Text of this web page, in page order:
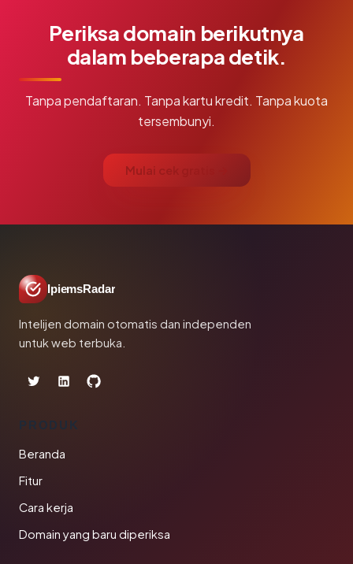
Periksa domain berikutnya
dalam beberapa detik.
Tanpa pendaftaran. Tanpa kartu kredit. Tanpa kuota
tersembunyi.
Mulai cek gratis →
IpiemsRadar
Intelijen domain otomatis dan independen
untuk web terbuka.
PRODUK
Beranda
Fitur
Cara kerja
Domain yang baru diperiksa